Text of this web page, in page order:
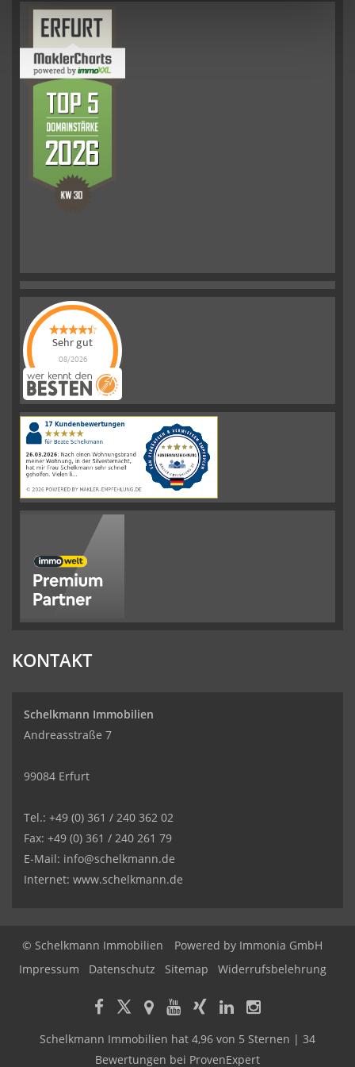
Sehr gut
08/2026
Schelkmann
Immobilienhat
|110Schelkmann
ImmobilienBewertungen
auf
werkenntdenBESTEN.de
KONTAKT
Schelkmann Immobilien
Andreasstraße 7
99084 Erfurt
Tel.: +49 (0) 361 / 240 362 02
Fax: +49 (0) 361 / 240 261 79
E-Mail: info@schelkmann.de
Internet: www.schelkmann.de
© Schelkmann Immobilien Powered by Immonia GmbH
Impressum
Datenschutz Sitemap Widerrufsbelehrung
Schelkmann Immobilien hat 4,96 von 5 Sternen | 34
Bewertungen bei ProvenExpert